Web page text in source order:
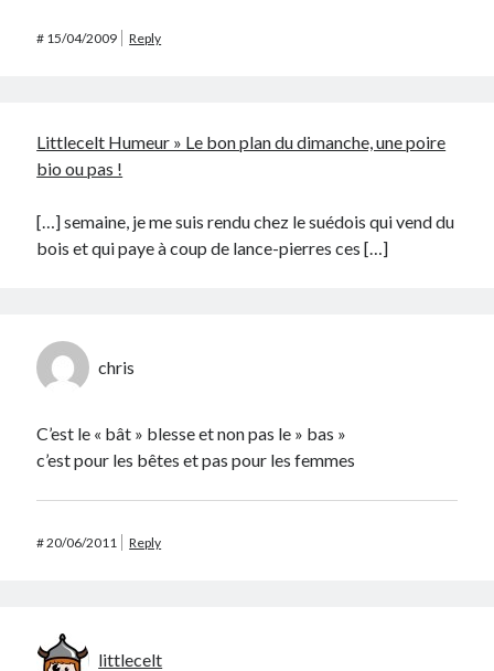
# 15/04/2009 Reply
Littlecelt Humeur » Le bon plan du dimanche, une poire
bio ou pas !
[…] semaine, je me suis rendu chez le suédois qui vend du
bois et qui paye à coup de lance-pierres ces […]
chris
C’est le « bât » blesse et non pas le » bas »
c’est pour les bêtes et pas pour les femmes
#20/06/2011 Reply
littlecelt